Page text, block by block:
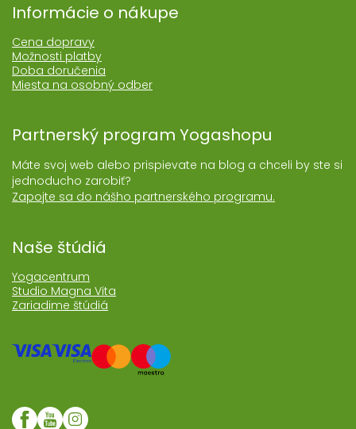
Informácie o nákupe
Cena dopravy
Možnosti platby
Doba doručenia
Miesta na osobný odber
Partnerský program Yogashopu
Máte svoj web alebo prispievate na blog a chceli by ste si
jednoducho zarobiť?
Zapojte sa do nášho partnerského programu.
Naše štúdiá
Yogacentrum
Studio Magna Vita
Zariadime štúdiá